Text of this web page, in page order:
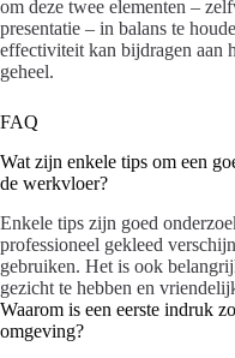
om deze twee elementen –
presentatie – in balans te
effectiviteit kan bijdragen aan
geheel.
FAQ
Wat zijn enkele tips om een
de werkvloer?
Enkele tips zijn goed
professioneel gekleed
gebruiken. Het is ook
gezicht te hebben en
Waarom is een eerste indruk
omgeving?